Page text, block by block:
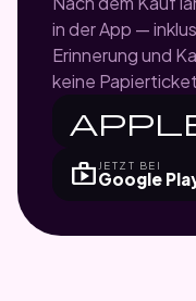
in der App —
Erinnerung und
keine
shop JETZT BEI
Google